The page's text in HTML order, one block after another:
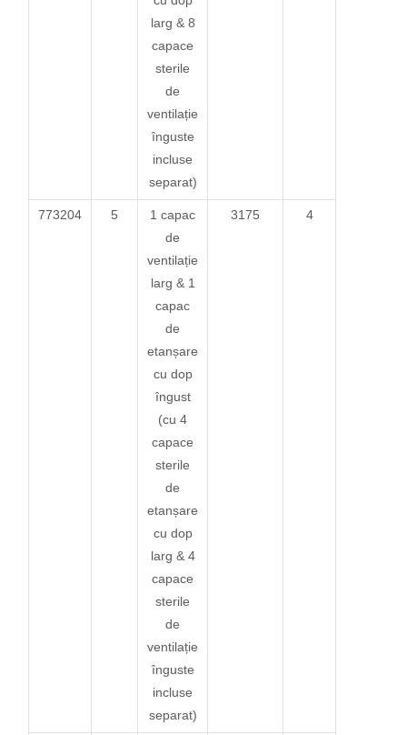
larg & 8
capace
sterile
de
ventilație
înguste
incluse
separat)
773204 5
1 capac
de
ventilație
larg & 1
capac
de
etanșare
cu dop
îngust
(cu 4
capace
sterile
de
etanșare
cu dop
larg & 4
capace
sterile
de
ventilație
înguste
incluse
separat)
3175 4